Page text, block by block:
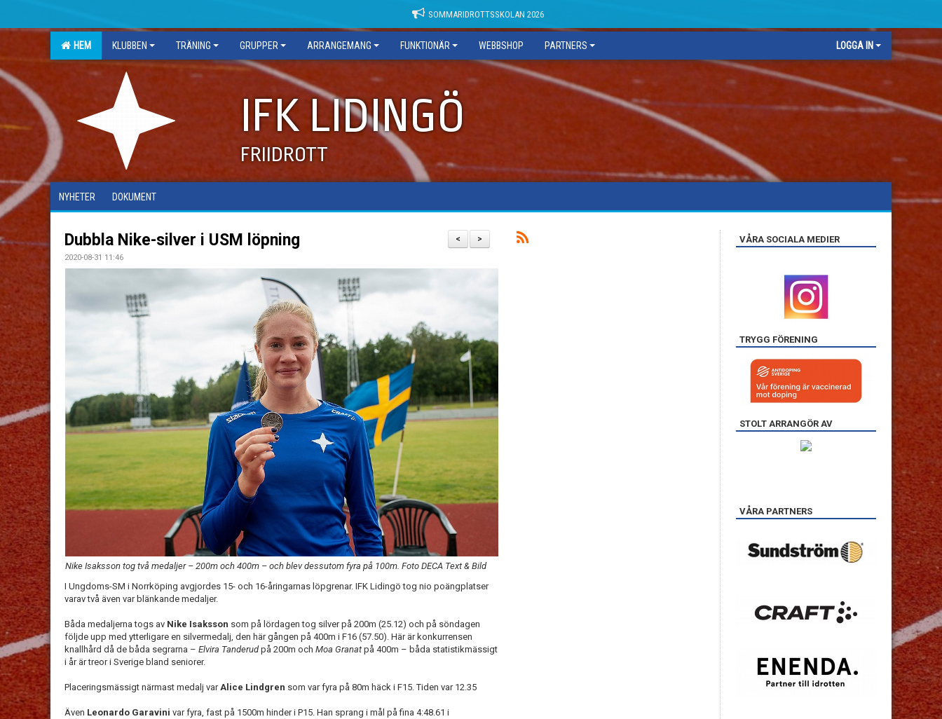
SOMMARIDROTTSSKOLAN 2026
HEM KLUBBEN TRÄNING GRUPPER ARRANGEMANG FUNKTIONÄR WEBBSHOP PARTNERS LOGGA IN
IFK LIDINGÖ
FRIIDROTT
NYHETER DOKUMENT
>
<
Dubbla Nike-silver i USM löpning
2020-08-31 11:46
Nike Isaksson tog två medaljer – 200m och 400m – och blev dessutom fyra på 100m. Foto DECA Text & Bild
I Ungdoms-SM i Norrköping avgjordes 15- och 16-åringarnas löpgrenar. IFK Lidingö tog nio poängplatser
varav två även var blänkande medaljer.
Båda medaljerna togs av Nike Isaksson som på lördagen tog silver på 200m (25.12) och på söndagen
följde upp med ytterligare en silvermedalj, den här gången på 400m i F16 (57.50). Här är konkurrensen
knallhård då de båda segrarna – Elvira Tanderudpå 200m och Moa Granat på 400m – båda statistikmässigt
i år är treor i Sverige bland seniorer.
Placeringsmässigt närmast medalj varAlice Lindgren som var fyra på 80m häck i F15. Tiden var 12.35
Även Leonardo Garavini var fyra, fast på 1500m hinder i P15. Han sprang i mål på fina 4:48.61 i
VÅRA SOCIALA MEDIER
TRYGG FÖRENING
STOLT ARRANGÖR AV
VÅRA PARTNERS